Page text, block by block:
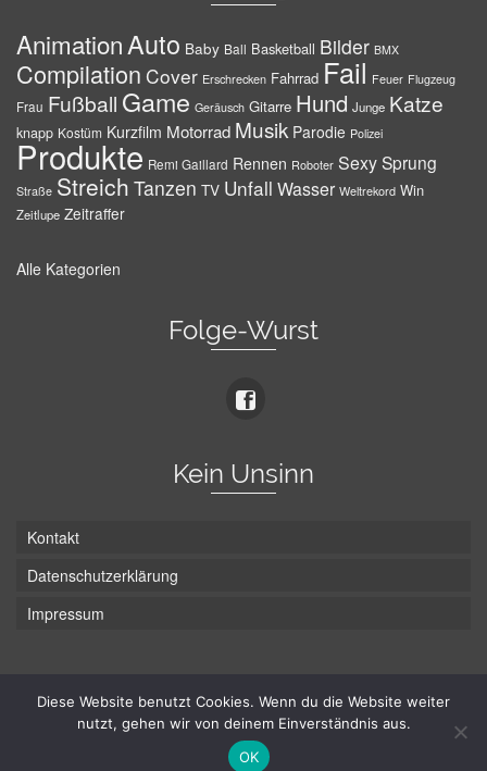
AnimationAuto Baby Ball Basketball Bilder BMX
Compilation Cover Erschrecken Fahrrad Fail Feuer Flugzeug
Frau Fußball Game Geräusch Gitarre Hund Junge Katze
knapp Kostüm Kurzfilm Motorrad Musik Parodie Polizei
Produkte Remi Gaillard Rennen Roboter SexySprung
Straße Streich Tanzen TV Unfall Wasser Weltrekord Win
Zeitlupe Zeitraffer
Alle Kategorien
Folge-Wurst
Kein Unsinn
Kontakt
Datenschutzerklärung
Impressum
© Hans-Wurst.net - Gute Laune seit 2005
Diese Website benutzt Cookies. Wenn du die Website weiter
nutzt, gehen wir von deinem Einverständnis aus.
OK